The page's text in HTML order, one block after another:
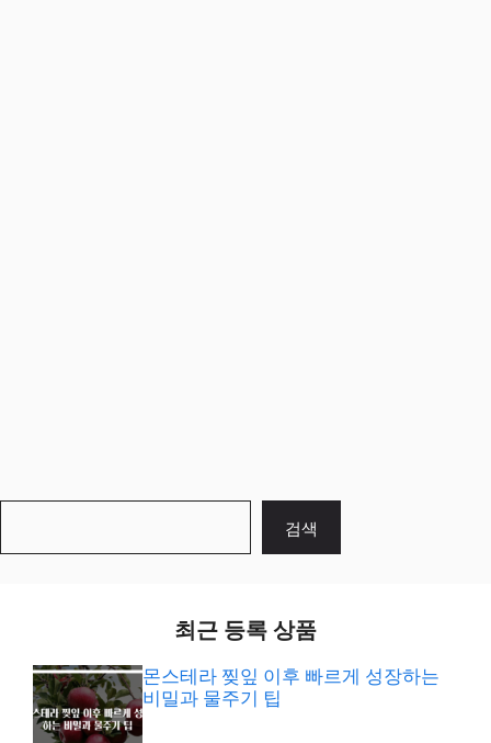
검색
최근 등록 상품
몬스테라 찢잎 이후 빠르게 성장하는
비밀과 물주기 팁